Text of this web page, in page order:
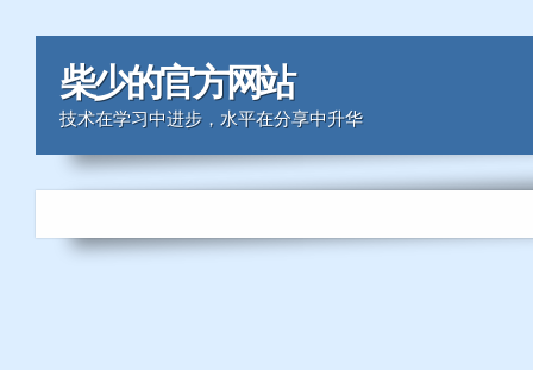
柴少的官方网站
技术在学习中进步，水平在分享中升华